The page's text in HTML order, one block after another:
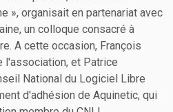
», organisait en partenariat avec
un colloque consacré à
A cette occasion, François
l'association, et Patrice
National du Logiciel Libre
d'adhésion de Aquinetic, qui